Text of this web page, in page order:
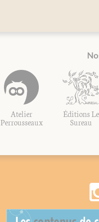
Atelier
Perrousseaux
Éditions Le
Sureau